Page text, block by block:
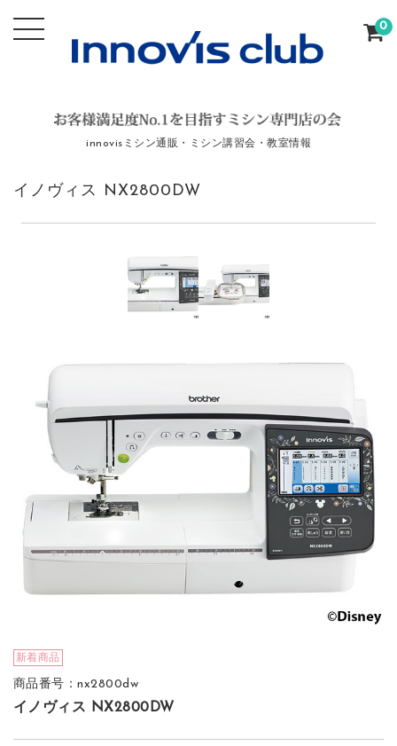
innovisミシン通販・ミシン講習会・教室情報
0
イノヴィス NX2800DW
新着商品
商品番号：nx2800dw
イノヴィス NX2800DW